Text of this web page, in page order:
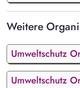
Weitere
Umweltschutz
Umweltschutz